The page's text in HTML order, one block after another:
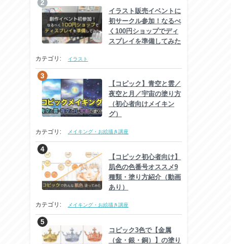
イラスト販売イベントに
初サークル参加！なるべ
く100円ショップでディ
スプレイを準備してみた
カテゴリ: イラスト
【コピック】青空と雲／
夜空と月／宇宙の塗り方
（初心者向けメイキン
グ）
カテゴリ: メイキング・お絵描き講座
【コピック初心者向け】
肌色の色番号オススメ9
種類・塗り方紹介（動画
あり）
カテゴリ: メイキング・お絵描き講座
コピック3色で【金属
（金・銀・銅）】の塗り